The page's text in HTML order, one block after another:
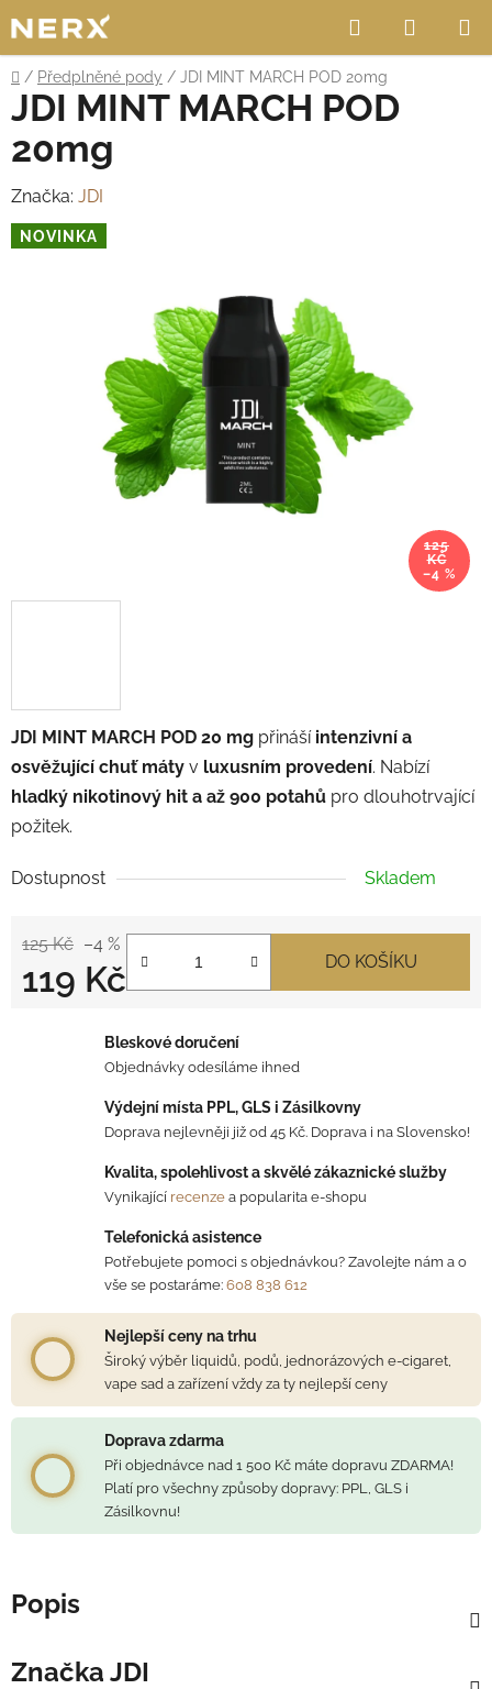
na
obsah
Hledat
KOŠÍK
Domů
/ Předplněné pody / JDI MINT MARCH POD 20mg
JDI MINT MARCH POD 20 mg přináší intenzivní a
osvěžující chuť máty v luxusním provedení. Nabízí
hladký nikotinový hit a až 900 potahů pro dlouhotrvající
požitek.
Dostupnost Skladem
125 Kč –4 %
119 Kč DO KOŠÍKU
JDI MINT MARCH POD
20mg
Značka: JDI
NOVINKA
125
KČ
–4 %
Bleskové doručení
Objednávky odesíláme ihned
Výdejní místa PPL, GLS i Zásilkovny
Doprava nejlevněji již od 45 Kč. Doprava i na Slovensko!
Kvalita, spolehlivost a skvělé zákaznické služby
Vynikající recenze a popularita e-shopu
Telefonická asistence
Potřebujete pomoci s objednávkou? Zavolejte nám a o
vše se postaráme: 608 838 612
Nejlepší ceny na trhu
Široký výběr liquidů, podů, jednorázových e-cigaret,
vape sad a zařízení vždy za ty nejlepší ceny
Doprava zdarma
Při objednávce nad 1 500 Kč máte dopravu ZDARMA!
Platí pro všechny způsoby dopravy: PPL, GLS i
Zásilkovnu!
Popis
Značka JDI